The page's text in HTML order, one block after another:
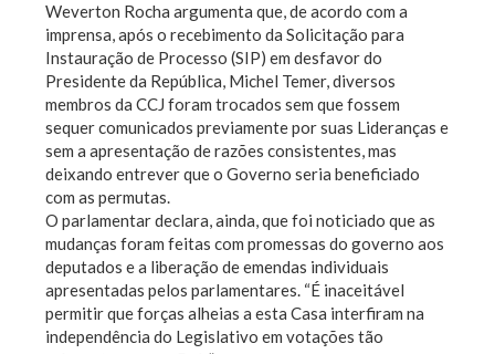
Weverton Rocha argumenta que, de acordo com a
imprensa, após o recebimento da Solicitação para
Instauração de Processo (SIP) em desfavor do
Presidente da República, Michel Temer, diversos
membros da CCJ foram trocados sem que fossem
sequer comunicados previamente por suas Lideranças e
sem a apresentação de razões consistentes, mas
deixando entrever que o Governo seria beneficiado
com as permutas.
O parlamentar declara, ainda, que foi noticiado que as
mudanças foram feitas com promessas do governo aos
deputados e a liberação de emendas individuais
apresentadas pelos parlamentares. “É inaceitável
permitir que forças alheias a esta Casa interfiram na
independência do Legislativo em votações tão